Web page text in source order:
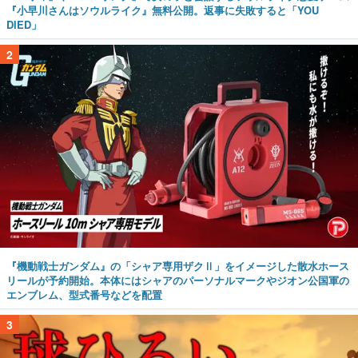
『小早川さんはソウルライク』無料公開。返事に失敗すると「YOU
DIED」
2
『機動戦士ガンダム』の「シャア専用ザクⅡ」をイメージした散水ホース
リールが予約開始。本体にはシャアのパーソナルマークやジオン公国軍の
エンブレム、型式番号などを配置
3